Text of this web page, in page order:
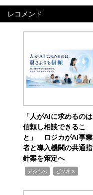
レコメンド
「人がAIに求めるのは
信頼し相談できるこ
と」 ロジカがAI事業
者と導入機関の共通指
針案を策定へ
デジもの ビジネス